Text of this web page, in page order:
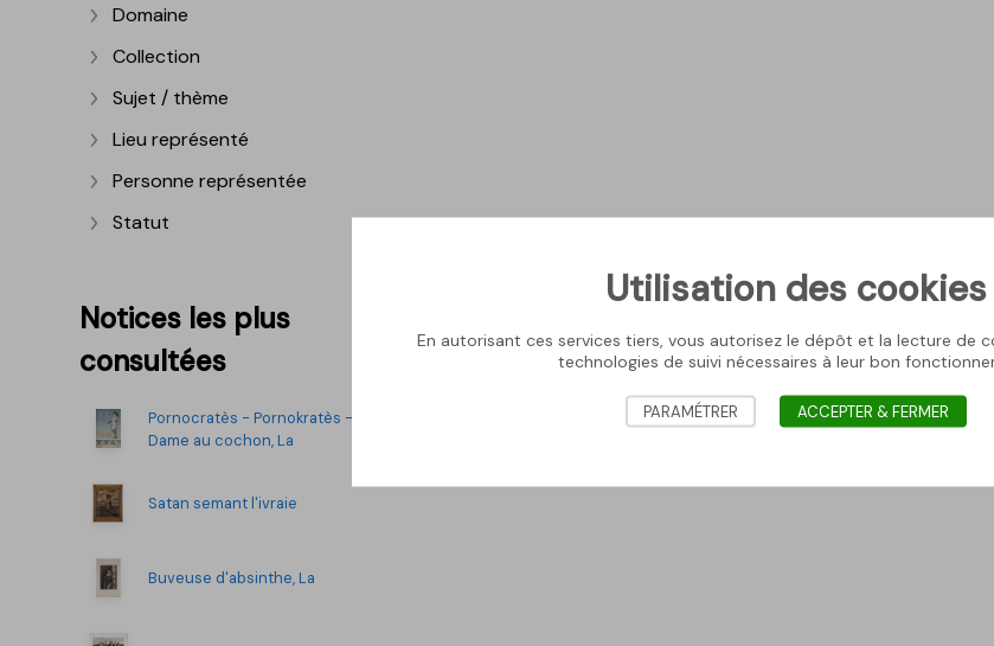
Afficher plus
Domaine
Afficher plus
Collection
Afficher plus
Sujet / thème
Afficher plus
Lieu représenté
Afficher plus
Personne représentée
Afficher plus
Statut
Notices les plus
consultées
Pornocratès - Pornokratès -
Dame au cochon, La
Satan semant l'ivraie
Buveuse d'absinthe, La
Utilisation des cookies
En autorisant ces services tiers, vous autorisez le dépôt et la lecture de
technologies de suivi nécessaires à leur bon
PARAMÉTRER ACCEPTER & FERMER